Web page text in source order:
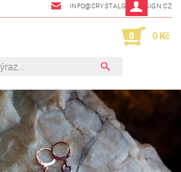
INFO@CRYSTALGRIDDESIGN.CZ
0 0 Kč